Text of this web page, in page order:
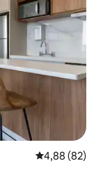
Средна
4,88 (82)